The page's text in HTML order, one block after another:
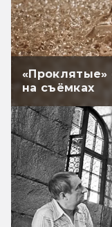
на съёмках